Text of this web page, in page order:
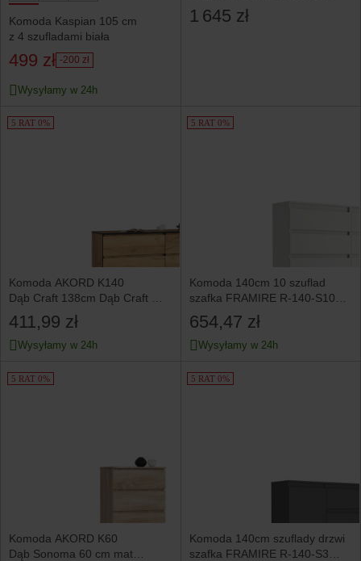
Komoda Kaspian 105 cm
z 4 szufladami biała
499 zł -200 zł
Wysyłamy w 24h
beżowym na złotych nóżkach
1 645 zł
5 RAT 0%
Komoda AKORD K140
Dąb Craft 138cm Dąb Craft mat
138x40x77cm
411,99 zł
Wysyłamy w 24h
5 RAT 0%
Komoda 140cm 10 szuflad
szafka FRAMIRE R-140-S10
biała
654,47 zł
Wysyłamy w 24h
5 RAT 0%
Komoda AKORD K60
Dąb Sonoma 60 cm mat
5 RAT 0%
Komoda 140cm szuflady drzwi
szafka FRAMIRE R-140-S3